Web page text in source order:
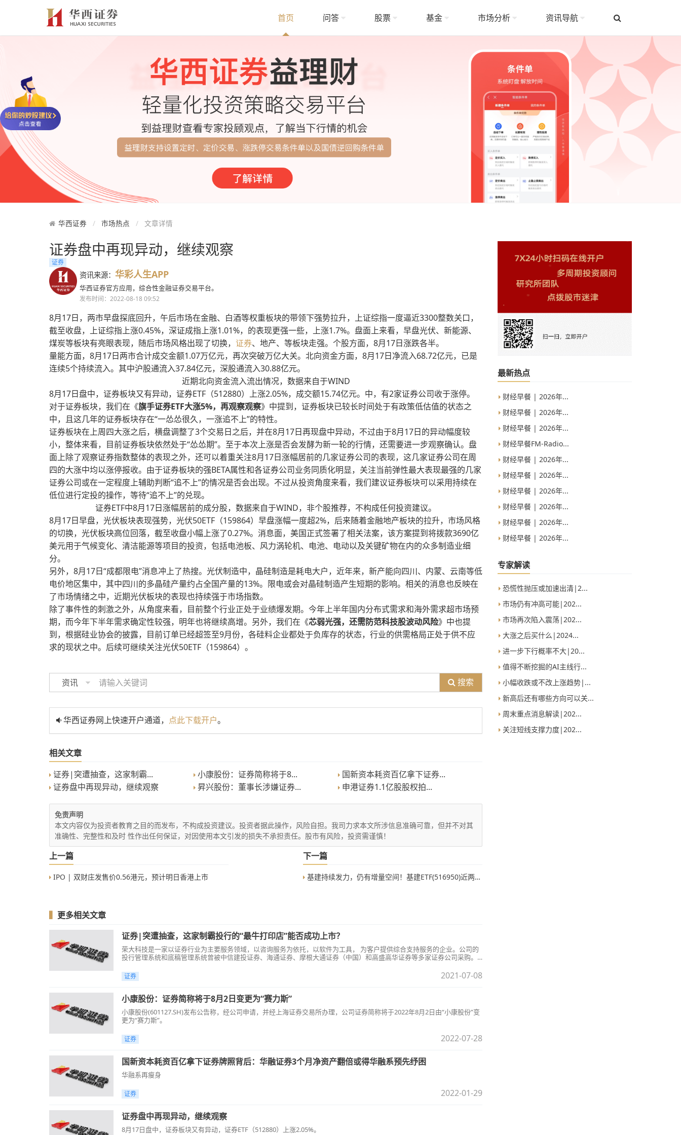
首页 问答 股票 基金 市场分析 资讯导航
华西证券 市场热点 文章详情
证券盘中再现异动，继续观察
证券
资讯来源： 华彩人生APP
华西证券官方应用，综合性金融证券交易平台。
发布时间：2022-08-18 09:52
8月17日，两市早盘探底回升，午后市场在金融、白酒等权重板块的带领下强势拉升，上证综指一度逼近3300整数关口，
截至收盘，上证综指上涨0.45%，深证成指上涨1.01%，的表现更强一些，上涨1.7%。盘面上来看，早盘光伏、新能源、
煤炭等板块有亮眼表现，随后市场风格出现了切换， 证券、地产、等板块走强。个股方面，8月17日涨跌各半。
量能方面，8月17日两市合计成交金额1.07万亿元，再次突破万亿大关。北向资金方面，8月17日净流入68.72亿元，已是
连续5个持续流入。其中沪股通流入37.84亿元，深股通流入30.88亿元。
近期北向资金流入流出情况，数据来自于WIND
8月17日盘中，证券板块又有异动，证券ETF（512880）上涨2.05%，成交额15.74亿元。中，有2家证券公司收于涨停。
对于证券板块，我们在《旗手证券ETF大涨5%，再观察观察》中提到，证券板块已较长时间处于有政策低估值的状态之
中，且这几年的证券板块存在“一怂怂很久，一涨追不上”的特性。
证券板块在上周四大涨之后，横盘调整了3个交易日之后，并在8月17日再现盘中异动，不过由于8月17日的异动幅度较
小，整体来看，目前证券板块依然处于“怂怂期”。至于本次上涨是否会发酵为新一轮的行情，还需要进一步观察确认。盘
面上除了观察证券指数整体的表现之外，还可以着重关注8月17日涨幅居前的几家证券公司的表现，这几家证券公司在周
四的大涨中均以涨停报收。由于证券板块的强BETA属性和各证券公司业务同质化明显，关注当前弹性最大表现最强的几家
证券公司或在一定程度上辅助判断“追不上”的情况是否会出现。不过从投资角度来看，我们建议证券板块可以采用持续在
低位进行定投的操作，等待“追不上”的兑现。
证券ETF中8月17日涨幅居前的成分股，数据来自于WIND，非个股推荐，不构成任何投资建议。
8月17日早盘，光伏板块表现强势，光伏50ETF（159864）早盘涨幅一度超2%，后来随着金融地产板块的拉升，市场风格
的切换，光伏板块高位回落，截至收盘小幅上涨了0.27%。消息面，美国正式签署了相关法案，该方案提到将拨款3690亿
美元用于气候变化、清洁能源等项目的投资，包括电池板、风力涡轮机、电池、电动以及关键矿物在内的众多制造业细
分。
另外，8月17日“成都限电”消息冲上了热搜。光伏制造中，晶硅制造是耗电大户，近年来，新产能向四川、内蒙、云南等低
电价地区集中，其中四川的多晶硅产量约占全国产量的13%。限电或会对晶硅制造产生短期的影响。相关的消息也反映在
了市场情绪之中，近期光伏板块的表现也持续强于市场指数。
除了事件性的刺激之外，从角度来看，目前整个行业正处于业绩爆发期。今年上半年国内分布式需求和海外需求超市场预
期，而今年下半年需求确定性较强，明年也将继续高增。另外，我们在《芯弱光强，还需防范科技股波动风险》中也提
到，根据硅业协会的披露，目前订单已经超签至9月份，各硅料企业都处于负库存的状态，行业的供需格局正处于供不应
求的现状之中。后续可继续关注光伏50ETF（159864）。
资讯 搜索
华西证券网上快速开户通道， 点此下载开户。
相关文章
证券|突遭抽查，这家制霸...
小康股份：证券简称将于8...
国新资本耗资百亿拿下证券...
证券盘中再现异动，继续观察
昇兴股份：董事长涉嫌证券... 申港证券1.1亿股股权拍...
免责声明
本文内容仅为投资者教育之目的而发布，不构成投资建议。投资者据此操作，风险自担。我司力求本文所涉信息准确可靠，但并不对其
准确性、完整性和及时 性作出任何保证，对因使用本文引发的损失不承担责任。股市有风险，投资需谨慎！
上一篇
IPO | 双财庄发售价0.56港元，预计明日香港上市
下一篇
基建持续发力，仍有增量空间！基建ETF(516950)近两周持续上涨
更多相关文章
证券|突遭抽查，这家制霸投行的“最牛打印店”能否成功上市？
荣大科技是一家以证券行业为主要服务领域，以咨询服务为依托，以软件为工具， 为客户提供综合支持服务的企业。公司的
投行管理系统和底稿管理系统曾被中信建投证券、海通证券、摩根大通证券（中国）和高盛高华证券等多家证券公司采购。
证券 2021-07-08
小康股份：证券简称将于8月2日变更为“赛力斯”
小康股份(601127.SH)发布公告称，经公司申请，并经上海证券交易所办理，公司证券简称将于2022年8月2日由“小康股份”变
更为“赛力斯”。
证券 2022-07-28
国新资本耗资百亿拿下证券牌照背后：华融证券3个月净资产翻倍或得华融系预先纾困
华融系再瘦身
证券 2022-01-29
证券盘中再现异动，继续观察
8月17日盘中，证券板块又有异动，证券ETF（512880）上涨2.05%。
最新热点
财经早餐 | 2026年...
财经早餐 | 2026年...
财经早餐 | 2026年...
财经早餐FM-Radio...
财经早餐 | 2026年...
财经早餐 | 2026年...
财经早餐 | 2026年...
财经早餐 | 2026年...
财经早餐 | 2026年...
财经早餐 | 2026年...
专家解读
恐慌性抛压或加速出清|2...
市场仍有冲高可能|202...
市场再次陷入震荡|202...
大涨之后买什么|2024...
进一步下行概率不大|20...
值得不断挖掘的AI主线行...
小幅收跌或不改上涨趋势|...
新高后还有哪些方向可以关...
周末重点消息解读|202...
关注短线支撑力度|202...